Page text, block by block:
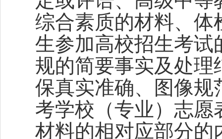
综合素质的材料、体
生参加高校招生考试
规的简要事实及处
保真实准确、图像规
考学校（专业）志
材料的相对应部分的